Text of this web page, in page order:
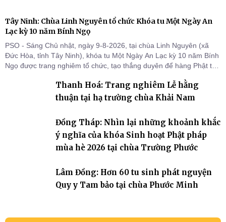
Tây Ninh: Chùa Linh Nguyên tổ chức Khóa tu Một Ngày An
Lạc kỳ 10 năm Bính Ngọ
PSO - Sáng Chủ nhật, ngày 9-8-2026, tại chùa Linh Nguyên (xã
Đức Hòa, tỉnh Tây Ninh), khóa tu Một Ngày An Lạc kỳ 10 năm Bính
Ngọ được trang nghiêm tổ chức, tạo thắng duyên để hàng Phật tử
đời sống thiện lành.Thanh Hoá: Trang nghiêm Lễ hằng
thuận tại hạ trường chùa Khải Nam
Đồng Tháp: Nhìn lại những khoảnh khắc
ý nghĩa của khóa Sinh hoạt Phật pháp
mùa hè 2026 tại chùa Trường Phước
Lâm Đồng: Hơn 60 tu sinh phát nguyện
Quy y Tam bảo tại chùa Phước Minh